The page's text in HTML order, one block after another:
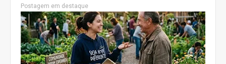
Postagem em destaque